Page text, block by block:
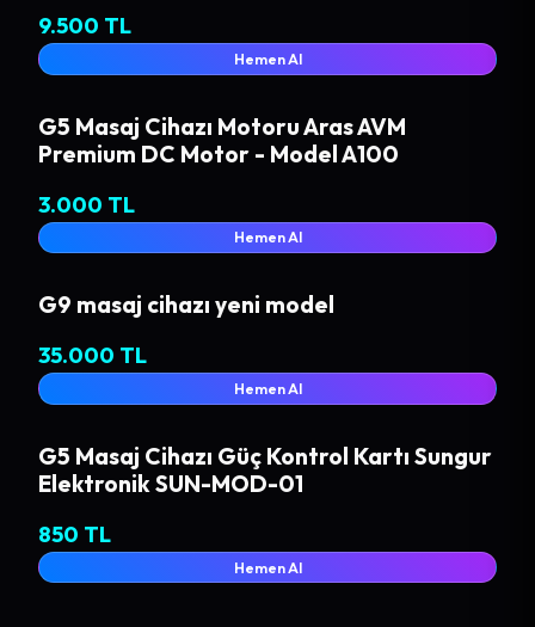
9.500 TL
Hemen Al
G5 Masaj Cihazı Motoru Aras AVM
Premium DC Motor - Model A100
3.000 TL
Hemen Al
G9 masaj cihazı yeni model
35.000 TL
Hemen Al
G5 Masaj Cihazı Güç Kontrol Kartı Sungur
Elektronik SUN-MOD-01
850 TL
Hemen Al